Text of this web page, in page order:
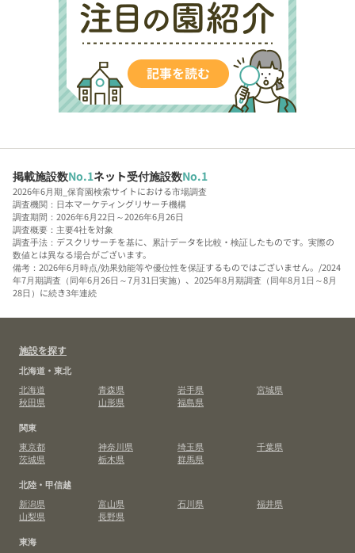
掲載施設数No.1ネット受付施設数No.1
2026年6月期_保育園検索サイトにおける市場調査
調査機関：日本マーケティングリサーチ機構
調査期間：2026年6月22日～2026年6月26日
調査概要：主要4社を対象
調査手法：デスクリサーチを基に、累計データを比較・検証したものです。実際の
数値とは異なる場合がございます。
備考：2026年6月時点/効果効能等や優位性を保証するものではございません。/2024
年7月期調査（同年6月26日～7月31日実施）、2025年8月期調査（同年8月1日～8月
28日）に続き3年連続
施設を探す
北海道・東北
北海道
青森県 岩手県
宮城県
秋田県
山形県
福島県
関東
東京都
神奈川県 埼玉県
千葉県
茨城県
栃木県
群馬県
北陸・甲信越
新潟県
富山県 石川県
福井県
山梨県
長野県
東海